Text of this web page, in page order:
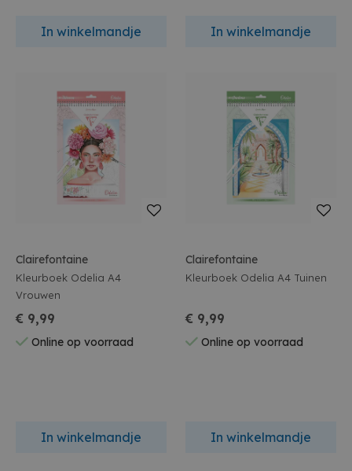
In winkelmandje In winkelmandje
Clairefontaine
Kleurboek Odelia A4
Vrouwen
€ 9,99
Online op voorraad
In winkelmandje
Clairefontaine
Kleurboek Odelia A4 Tuinen
€ 9,99
Online op voorraad
In winkelmandje